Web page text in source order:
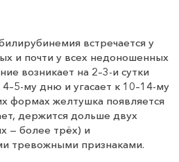
встречается у
и почти у всех недоношенных
возникает на 2–3-и сутки
му дню и угасает к 10–14-му
формах желтушка появляется
держится дольше двух
— более трёх) и
тревожными признаками.